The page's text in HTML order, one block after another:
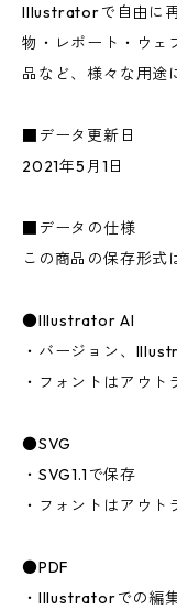
Illustratorで自由に
物・レポート・ウェ
品など、様々な用途
■データ更新日
2021年5月1日
■データの仕様
この商品の保存形式
●Illustrator AI
・バージョン、
・フォントはアウト
●SVG
・SVG1.1で保存
・フォントはアウト
●PDF
・Illustratorでの編